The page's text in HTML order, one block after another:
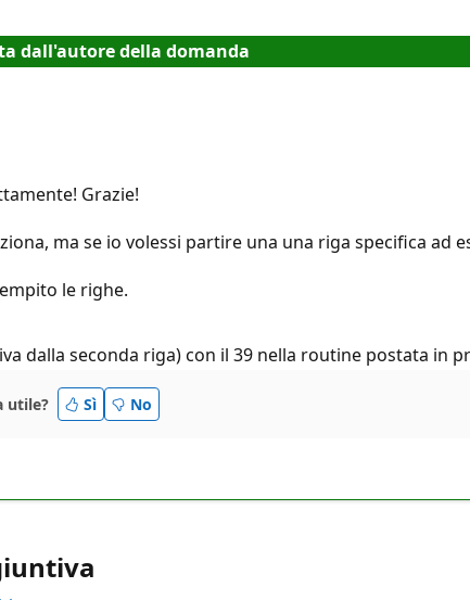
dall'autore della domanda
Grazie!
ma se io volessi partire una una riga specifica ad
le righe.
dalla seconda riga) con il 39 nella routine postata in
utile? Sì No